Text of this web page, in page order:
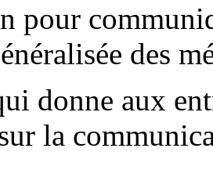
pour
des
donne aux
la